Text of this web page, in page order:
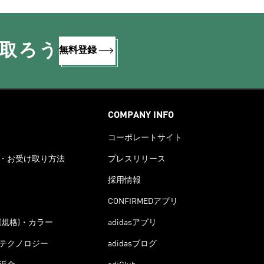
ろう 無料登録
お受け取り方法
格)・カラー
クノロジー
COMPANY INFO
コーポレートサイト
プレスリリース
採用情報
CONFIRMEDアプリ
adidasアプリ
adidasブログ